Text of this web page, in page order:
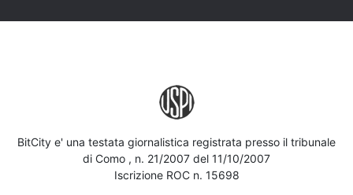
BitCity e' una testata giornalistica registrata presso il tribunale
di Como , n. 21/2007 del 11/10/2007
Iscrizione ROC n. 15698